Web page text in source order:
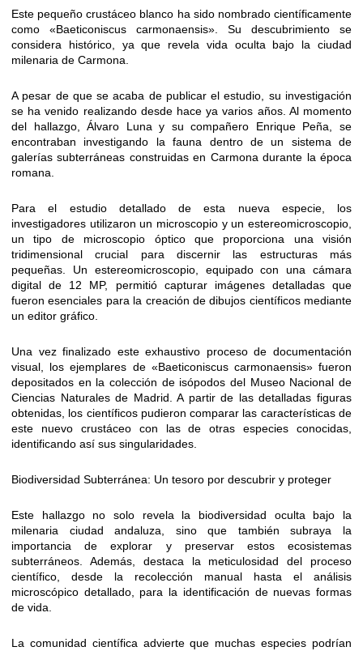
Este pequeño crustáceo blanco ha sido nombrado científicamente
como «Baeticoniscus carmonaensis». Su descubrimiento se
considera histórico, ya que revela vida oculta bajo la ciudad
milenaria de Carmona.
A pesar de que se acaba de publicar el estudio, su investigación
se ha venido realizando desde hace ya varios años. Al momento
del hallazgo, Álvaro Luna y su compañero Enrique Peña, se
encontraban investigando la fauna dentro de un sistema de
galerías subterráneas construidas en Carmona durante la época
romana.
Para el estudio detallado de esta nueva especie, los
investigadores utilizaron un microscopio y un estereomicroscopio,
un tipo de microscopio óptico que proporciona una visión
tridimensional crucial para discernir las estructuras más
pequeñas. Un estereomicroscopio, equipado con una cámara
digital de 12 MP, permitió capturar imágenes detalladas que
fueron esenciales para la creación de dibujos científicos mediante
un editor gráfico.
Una vez finalizado este exhaustivo proceso de documentación
visual, los ejemplares de «Baeticoniscus carmonaensis» fueron
depositados en la colección de isópodos del Museo Nacional de
Ciencias Naturales de Madrid. A partir de las detalladas figuras
obtenidas, los científicos pudieron comparar las características de
este nuevo crustáceo con las de otras especies conocidas,
identificando así sus singularidades.
Biodiversidad Subterránea: Un tesoro por descubrir y proteger
Este hallazgo no solo revela la biodiversidad oculta bajo la
milenaria ciudad andaluza, sino que también subraya la
importancia de explorar y preservar estos ecosistemas
subterráneos. Además, destaca la meticulosidad del proceso
científico, desde la recolección manual hasta el análisis
microscópico detallado, para la identificación de nuevas formas
de vida.
La comunidad científica advierte que muchas especies podrían